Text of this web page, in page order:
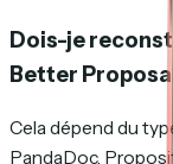
Dois-je
Better
Cela dépend du
PandaDoc,